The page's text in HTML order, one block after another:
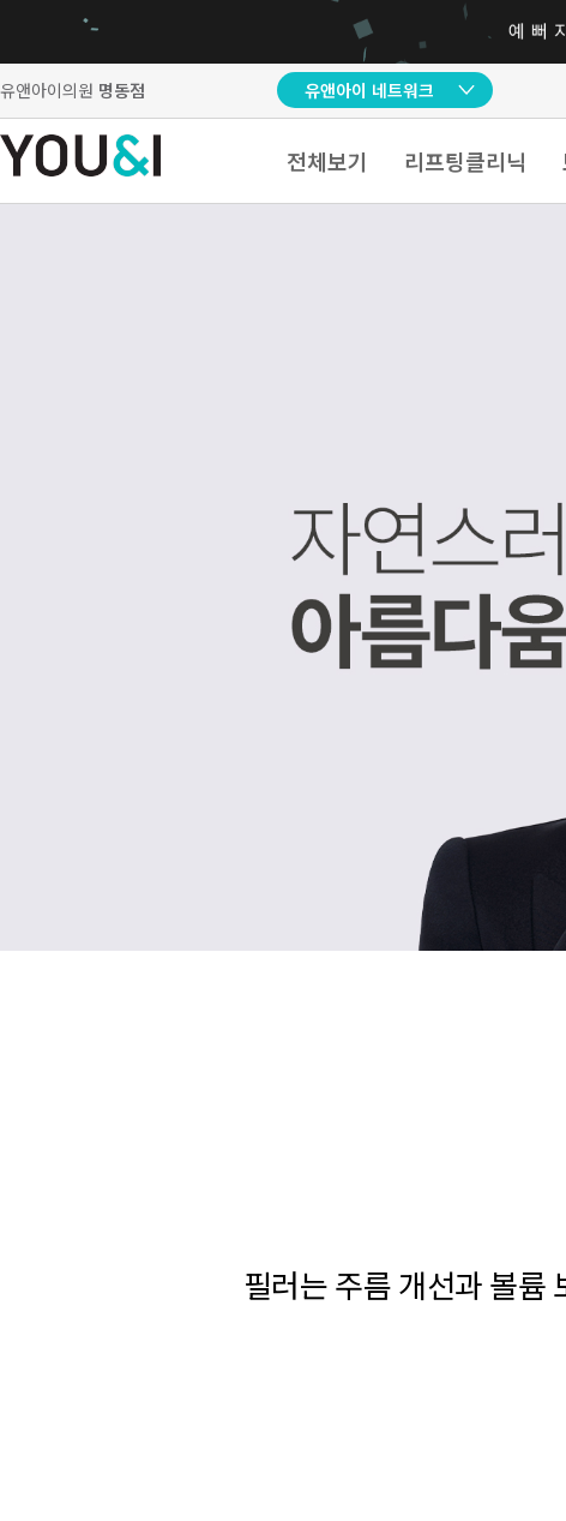
유앤아이의원 명동점 유앤아이 네트워크
전체보기 리프팅클리닉
필러는 주름 개선과 볼륨